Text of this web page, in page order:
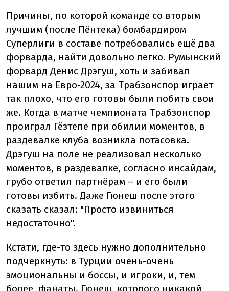
Причины, по которой команде со вторым
лучшим (после Пёнтека) бомбардиром
Суперлиги в составе потребовались ещё два
форварда, найти довольно легко. Румынский
форвард Денис Дрэгуш, хоть и забивал
нашим на Евро-2024, за Трабзонспор играет
так плохо, что его готовы были побить свои
же. Когда в матче чемпионата Трабзонспор
проиграл Гёзтепе при обилии моментов, в
раздевалке клуба возникла потасовка.
Дрэгуш на поле не реализовал несколько
моментов, в раздевалке, согласно инсайдам,
грубо ответил партнёрам – и его были
готовы избить. Даже Гюнеш после этого
сказать сказал: "Просто извиниться
недостаточно".
Кстати, где-то здесь нужно дополнительно
подчеркнуть: в Турции очень-очень
эмоциональны и боссы, и игроки, и, тем
более, фанаты. Гюнеш, которого никакой